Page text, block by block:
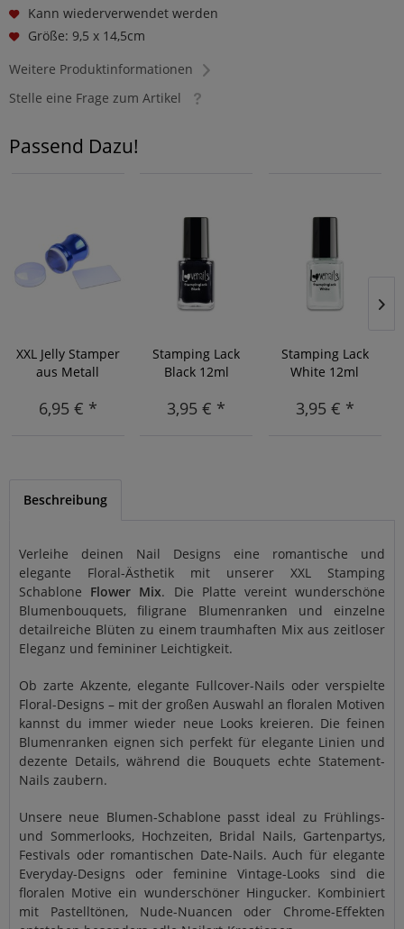
Kann wiederverwendet werden
Größe: 9,5 x 14,5cm
Weitere Produktinformationen
Stelle eine Frage zum Artikel
Passend Dazu!
XXL Jelly Stamper
aus Metall
6,95 € *
Stamping Lack
Black 12ml
3,95 € *
Stamping Lack
White 12ml
3,95 € *
Beschreibung
Verleihe deinen Nail Designs eine romantische und
elegante Floral-Ästhetik mit unserer XXL Stamping
Schablone Flower Mix. Die Platte vereint wunderschöne
Blumenbouquets, filigrane Blumenranken und einzelne
detailreiche Blüten zu einem traumhaften Mix aus zeitloser
Eleganz und femininer Leichtigkeit.
Ob zarte Akzente, elegante Fullcover-Nails oder verspielte
Floral-Designs – mit der großen Auswahl an floralen Motiven
kannst du immer wieder neue Looks kreieren. Die feinen
Blumenranken eignen sich perfekt für elegante Linien und
dezente Details, während die Bouquets echte Statement-
Nails zaubern.
Unsere neue Blumen-Schablone passt ideal zu Frühlings-
und Sommerlooks, Hochzeiten, Bridal Nails, Gartenpartys,
Festivals oder romantischen Date-Nails. Auch für elegante
Everyday-Designs oder feminine Vintage-Looks sind die
floralen Motive ein wunderschöner Hingucker. Kombiniert
mit Pastelltönen, Nude-Nuancen oder Chrome-Effekten